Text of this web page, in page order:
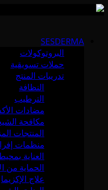
content
SESDERMA
البروتوكولات
حملات تسويقية
تدريبات المنتج
النظافة
الترطيب
مضادات
مكافحة
المنتجات
منظمات
العناية
الحماية من
علاج الإكزيما